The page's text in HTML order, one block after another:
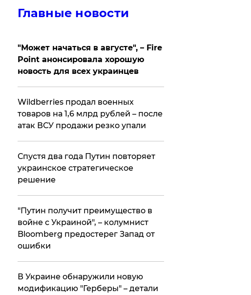
Главные новости
"Может начаться в августе", – Fire
Point анонсировала хорошую
новость для всех украинцев
​Wildberries продал военных
товаров на 1,6 млрд рублей – после
атак ВСУ продажи резко упали
Спустя два года Путин повторяет
украинское стратегическое
решение
"Путин получит преимущество в
войне с Украиной", – колумнист
Bloomberg предостерег Запад от
ошибки
В Украине обнаружили новую
модификацию "Герберы" – детали